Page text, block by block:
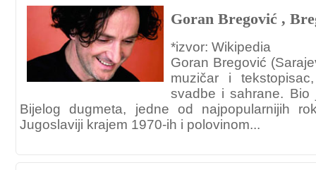
Goran Bregović ,
*izvor: Wikipedia
Goran Bregović
muzičar i
svadbe i sahrane. Bio
Bijelog dugmeta, jedne od najpopularnijih
Jugoslaviji krajem 1970-ih i polovinom...